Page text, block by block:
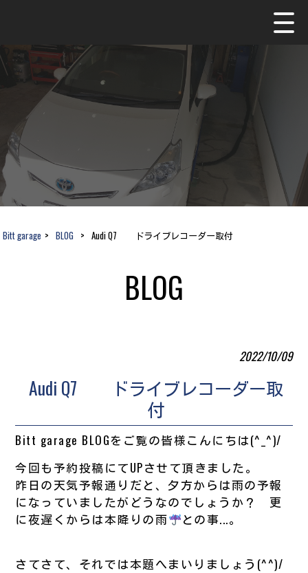
Bitt garage > BLOG > Audi Q7 ドライブレコーダー取付
BLOG
2022/10/09
Audi Q7 ドライブレコーダー取
付
Bitt garage BLOGをご覧の皆様こんにちは(^_^)/
今回も予約投稿にてUPさせて頂きました。
昨日の天気予報通りだと、夕方からは雨の予報
になっていましたがどうなのでしょうか？ 更
に夜遅くからは本降りの雨
との事...。
さてさて、それでは本題へまいりましょう(^^)/